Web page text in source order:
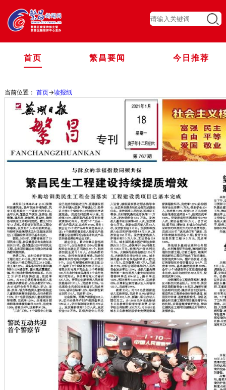
首页 繁昌要闻 今日推荐
当前位置： 首页->读报纸